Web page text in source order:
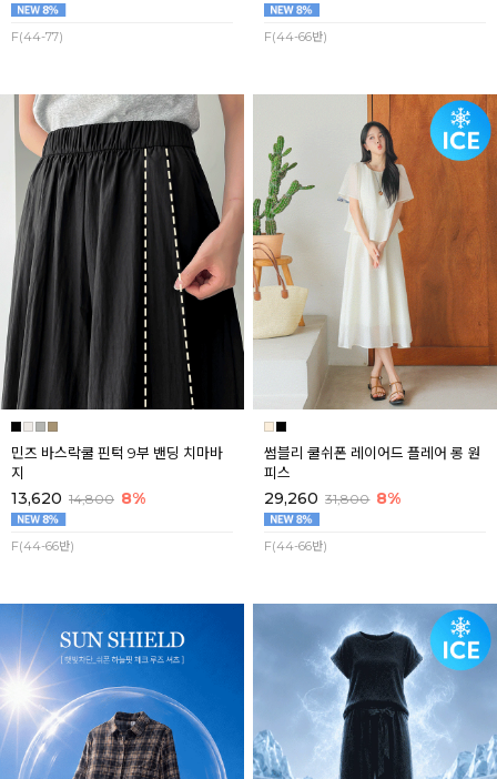
F(44-77) F(44-66반)
민즈 바스락쿨 핀턱 9부 밴딩 치마바
지
13,620 14,800 8%
F(44-66반)
썸블리 쿨쉬폰 레이어드 플레어 롱 원
피스
29,260 31,800 8%
F(44-66반)